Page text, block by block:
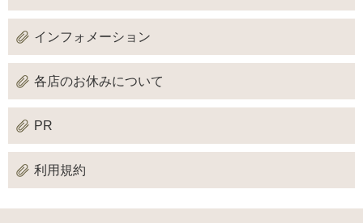
インフォメーション
各店のお休みについて
PR
利用規約